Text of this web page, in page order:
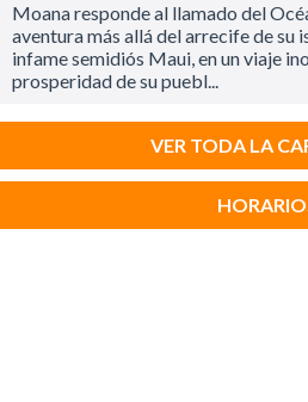
Moana responde al llamado del
aventura más allá del arrecife de su
infame semidiós Maui, en un viaje
prosperidad de su puebl...
VER TODA LA